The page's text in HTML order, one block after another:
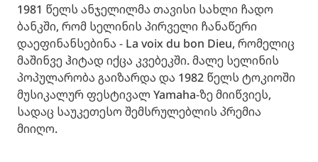
1981 წელს ანჯელილმა თავისი სახლი ჩადო
ბანკში, რომ სელინის პირველი ჩანაწერი
დაეფინანსებინა - La voix du bon Dieu, რომელიც
მაშინვე ჰიტად იქცა კვებეკში. მალე სელინის
პოპულარობა გაიზარდა და 1982 წელს ტოკიოში
მუსიკალურ ფესტივალ Yamaha-ზე მიიწვიეს,
სადაც საუკეთესო შემსრულებლის პრემია
მიიღო.